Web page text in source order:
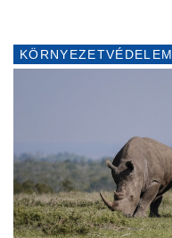
KÖRNYEZETVÉDELEM